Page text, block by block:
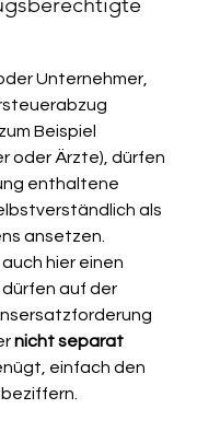
Unternehmer,
Beispiel
oder Ärzte), dürfen
enthaltene
als
ansetzen.
hier einen
auf der
nicht separat
einfach den